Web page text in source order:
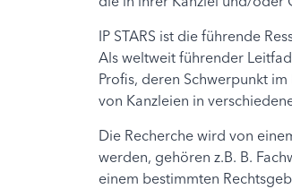
IP STARS ist die führende
Als weltweit führender
Profis, deren Schwerpunkt
von Kanzleien in
Die Recherche wird von
werden, gehören z.B. B.
einem bestimmten